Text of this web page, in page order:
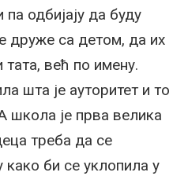
одбијају да буду
друже са детом, да их
већ по имену.
шта је ауторитет и то
школа је прва велика
треба да се
како би се уклопила у